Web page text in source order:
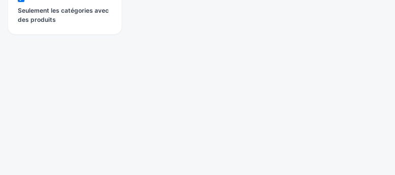
Seulement les catégories avec
des produits